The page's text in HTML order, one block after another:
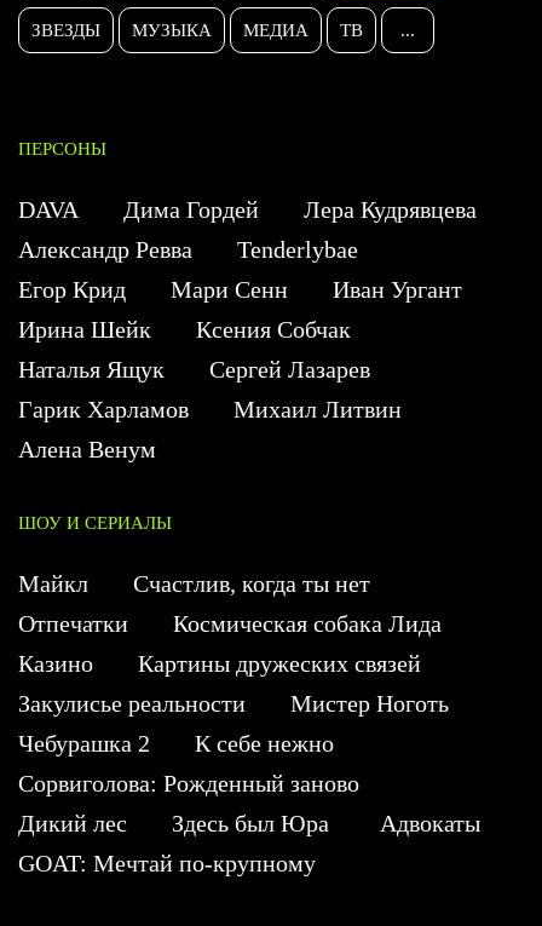
ЗВЕЗДЫ МУЗЫКА МЕДИА ТВ ...
ПЕРСОНЫ
DAVA Дима Гордей
Лера Кудрявцева
Александр Ревва
Tenderlybae
Егор Крид
Мари Сенн
Иван Ургант
Ирина Шейк
Ксения Собчак
Наталья Ящук
Сергей Лазарев
Гарик Харламов
Михаил Литвин
Алена Венум
ШОУ И СЕРИАЛЫ
Майкл
Счастлив, когда ты нет
Отпечатки
Космическая собака Лида
Казино
Картины дружеских связей
Закулисье реальности
Мистер Ноготь
Чебурашка 2
К себе нежно
Сорвиголова: Рожденный заново
Дикий лес
Здесь был Юра
Адвокаты
GOAT: Мечтай по-крупному